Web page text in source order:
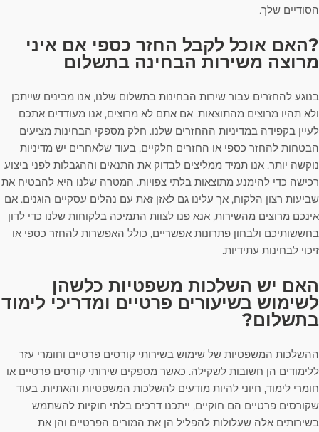
הסודיים שלך.
?האם אוכל לקבל החזר כספי אם איני
מרוצה משירות הבחינה בתשלום
בנוגע להחזרים עבור שירות הבחינות בתשלום שלנו, אנו מבינים שייתכן
ולא תהיו מרוצים מהתוצאות. אם אתם לא מרוצים, אנו מעודדים אתכם
לעיין בקפידה במדיניות ההחזרים שלנו. חלק מספקי הבחינות מציעים
הבטחות להחזר כספי או החזרים חלקיים, בעוד שלאחרים יש מדיניות
נוקשה יותר. אנו תמיד ממליצים לבדוק את התנאים וההגבלות לפני ביצוע
רכישה כדי להימנע מתוצאות בלתי צפויות. המטרה שלנו היא להבטיח את
שביעות רצון הלקוח, אך עלינו גם לאזן זאת עם נהלים עסקיים הוגנים. אם
אינכם מרוצים מהשירות, אנא פנו לצוות התמיכה בלקוחות שלנו כדי לדון
בחששותיכם ולבחון פתרונות אפשריים, כולל האפשרות להחזר כספי או
זיכוי לבחינות עתידיות.
האם יש השלכות משפטיות כלשהן
לשימוש בשיעורים פרטיים ומדריכי לימוד
בתשלום?
ההשלכות המשפטיות של שימוש בשירותי קורסים פרטיים וחומרי עזר
ללימודים הן חשובות לשקילה. כאשר מספקים שירותי קורסים פרטיים או
חומרי לימוד, חיוני להיות מודעים להשלכות המשפטיות והאתיות. בעוד
שקורסים פרטיים הם חוקיים, ייתכנו דרכים בלתי חוקיות להשתמש
בשירותים אלה שעלולות להפליל הן את המורים הפרטיים והן את